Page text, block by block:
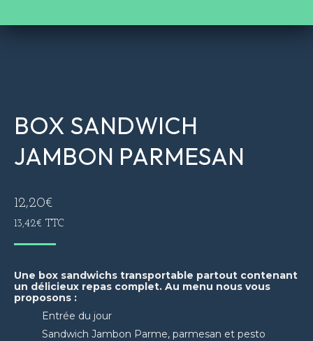
BOX SANDWICH
JAMBON PARMESAN
12,20€
13,42€ TTC
Une box sandwichs transportable partout contenant
un délicieux repas complet. Au menu nous vous
proposons :
Entrée du jour
Sandwich Jambon Parme, parmesan et pesto